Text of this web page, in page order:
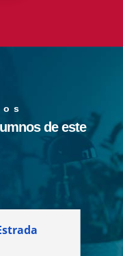
o s
de este